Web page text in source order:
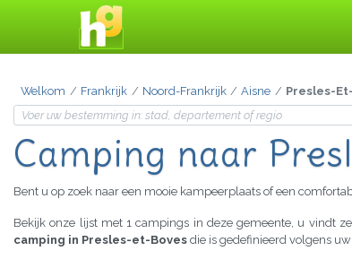
Welkom Frankrijk Noord-Frankrijk Aisne Presles-
Camping naar
Bent u op zoek naar een mooie kampeerplaats of een
Bekijk onze lijst met 1 campings in deze gemeente, u vindt
camping in Presles-et-Boves die is gedefinieerd volgens